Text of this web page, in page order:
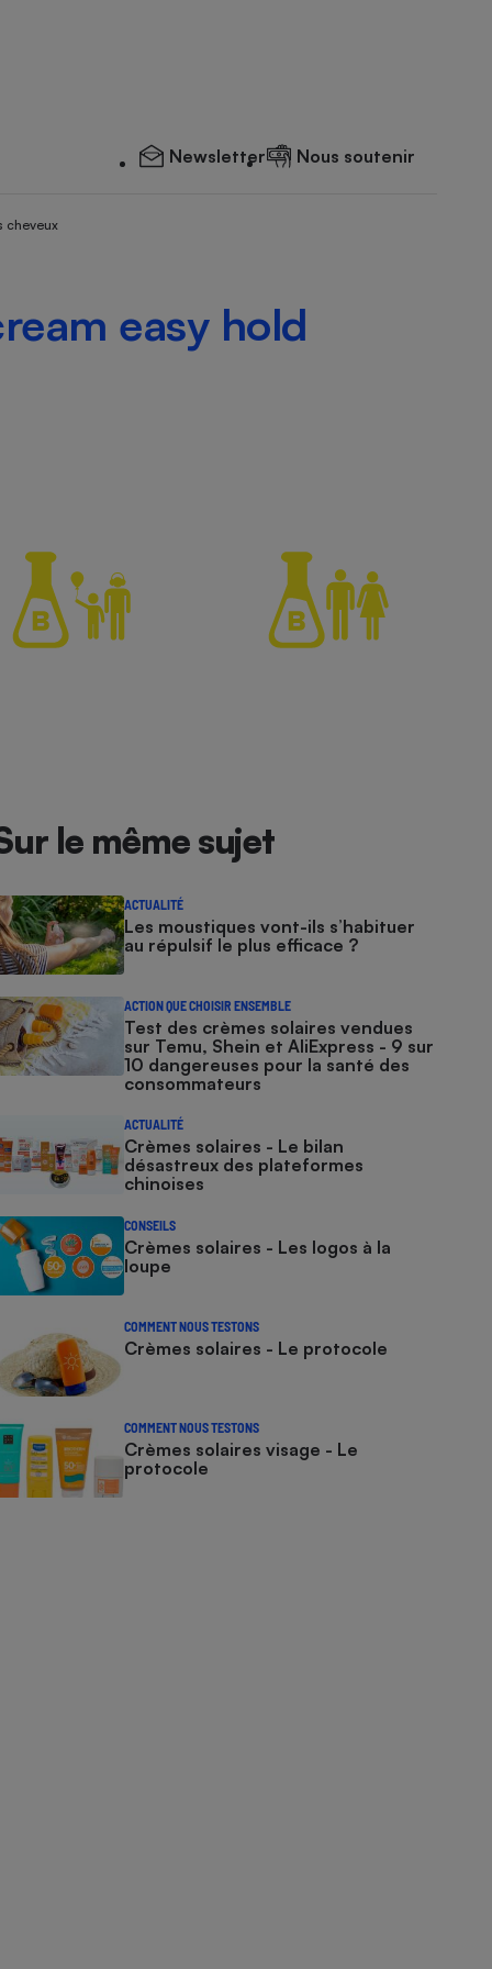
Newsletter Nous soutenir
cheveux
easy hold
le même sujet
ACTUALITÉ
Les moustiques vont-ils s’habituer
au répulsif le plus efficace ?
ACTION QUE CHOISIR ENSEMBLE
Test des crèmes solaires vendues
sur Temu, Shein et AliExpress - 9 sur
10 dangereuses pour la santé des
consommateurs
ACTUALITÉ
Crèmes solaires - Le bilan
désastreux des plateformes
chinoises
CONSEILS
Crèmes solaires - Les logos à la
loupe
COMMENT NOUS TESTONS
Crèmes solaires - Le protocole
COMMENT NOUS TESTONS
Crèmes solaires visage - Le
protocole